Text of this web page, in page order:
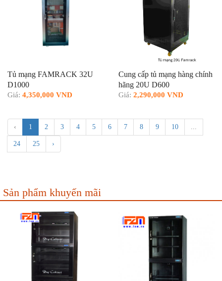
Tủ mạng FAMRACK 32U
D1000
Giá: 4,350,000 VND
Cung cấp tủ mạng hàng chính
hãng 20U D600
Giá: 2,290,000 VND
‹ 1 2 3 4 5 6 7 8 9 10 ...
24 25 ›
Sản phẩm khuyến mãi